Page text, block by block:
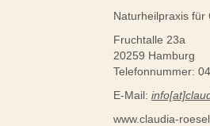
Naturheilpraxis für
Fruchtalle 23a
20259 Hamburg
Telefonnummer:
E-Mail:
www.claudia-